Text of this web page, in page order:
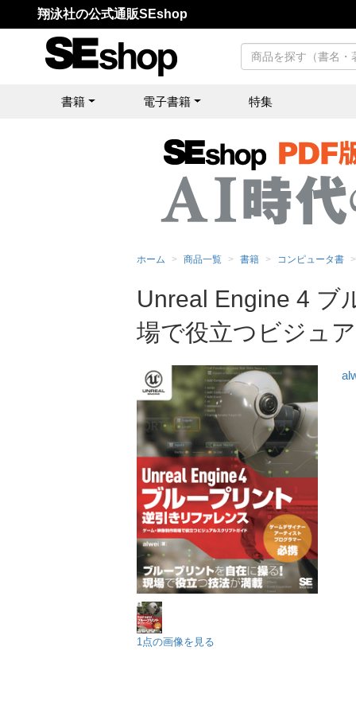
翔泳社の公式通販SEshop
書籍 電子書籍 特集
ホーム 商品一覧 書籍 コンピュータ書
Unreal Engine 4 ブ
場で役立つビジュ
1点の画像を見る